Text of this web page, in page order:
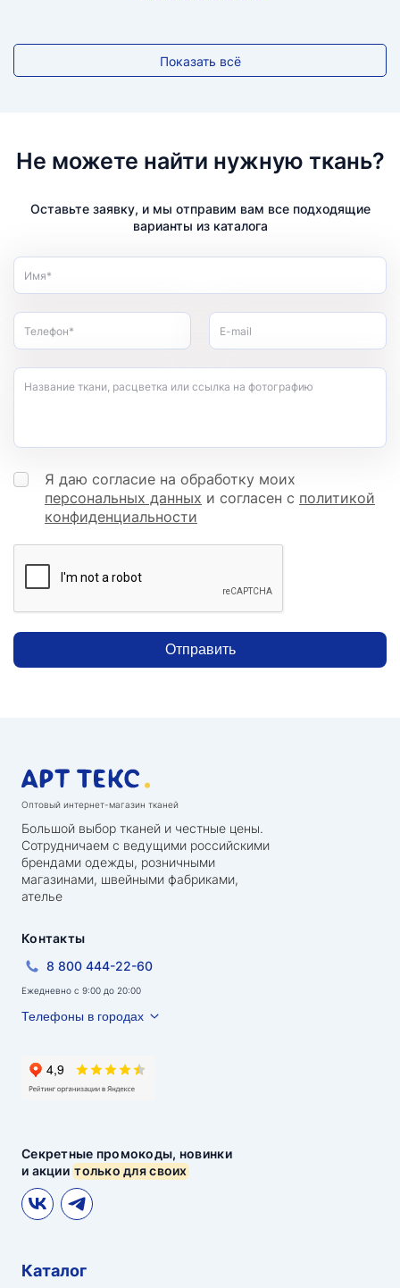
Показать всё
Не можете найти нужную ткань?
Оставьте заявку, и мы отправим вам все подходящие
варианты из каталога
Имя*
Телефон* E-mail
Название ткани, расцветка или ссылка на фотографию
Я даю согласие на обработку моих
персональных данных и согласен с политикой
конфиденциальности
Отправить
Оптовый интернет-магазин тканей
Большой выбор тканей и честные цены.
Сотрудничаем с ведущими российскими
брендами одежды, розничными
магазинами, швейными фабриками,
ателье
Секретные промокоды, новинки
и акциитолько для своих
Контакты
8 800 444-22-60
Ежедневно с 9:00 до 20:00
Телефоны в городах
Каталог